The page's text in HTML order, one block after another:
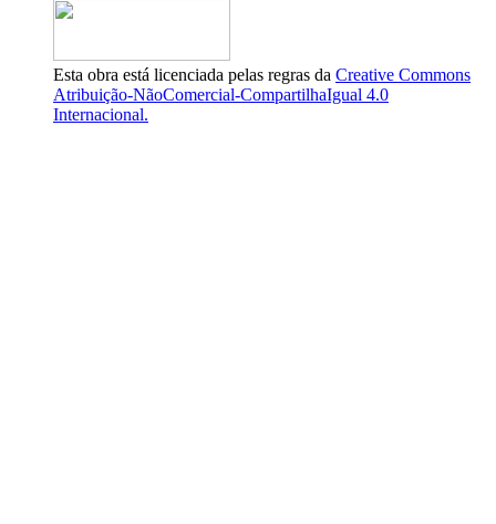
Esta obra está licenciada pelas regras da Creative Commons
Atribuição-NãoComercial-CompartilhaIgual 4.0
Internacional.